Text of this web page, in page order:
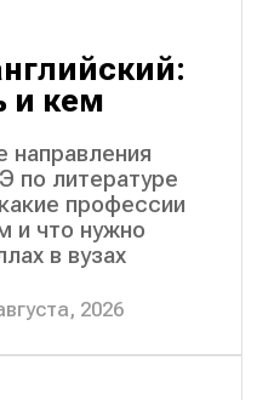
и кем
направления
по литературе
профессии
и что нужно
в вузах
2026